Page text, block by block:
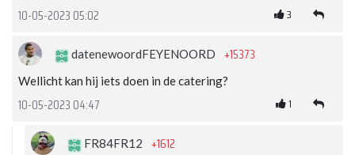
10-05-2023 05:02 3
datenewoordFEYENOORD +15373
Wellicht kan hij iets doen in de catering?
10-05-2023 04:47 1
FR84FR12 +1612